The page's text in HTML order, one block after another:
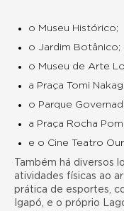
o Museu Histórico;
o Jardim Botânico;
o Museu de Arte
a Praça Tomi
o Parque
a Praça Rocha
e o Cine Teatro
Também há diversos
atividades físicas ao
prática de esportes,
Igapó, e o próprio